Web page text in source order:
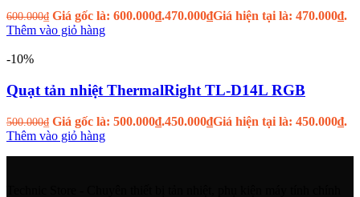
600.000₫ Giá gốc là: 600.000₫.470.000₫Giá hiện tại là: 470.000₫.
Thêm vào giỏ hàng
-10%
Quạt tản nhiệt ThermalRight TL-D14L RGB
500.000₫ Giá gốc là: 500.000₫.450.000₫Giá hiện tại là: 450.000₫.
Thêm vào giỏ hàng